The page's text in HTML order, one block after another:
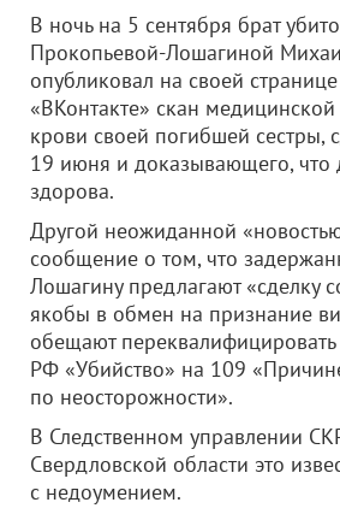
В ночь на 5 сентября брат
Прокопьевой-Лошагиной
опубликовал на своей
«ВКонтакте» скан
крови своей погибшей сестры,
19 июня и доказывающего, что
здорова.
Другой неожиданной
сообщение о том, что
Лошагину предлагают «сделку
якобы в обмен на признание
обещают
РФ «Убийство» на 109
по неосторожности».
В Следственном управлении
Свердловской области это
с недоумением.